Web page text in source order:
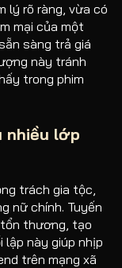
lý rõ ràng, vừa có
mại của một
sàng trả giá
này tránh
trong phim
nhiều lớp
trách gia tộc,
nữ chính. Tuyến
tổn thương, tạo
lập này giúp nhịp
trên mạng xã